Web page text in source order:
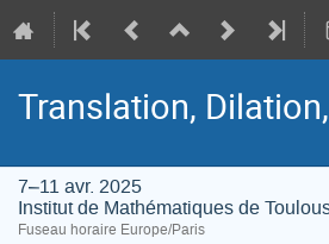
Translation,
7–11 avr. 2025
Institut de Mathématiques de
Fuseau horaire Europe/Paris